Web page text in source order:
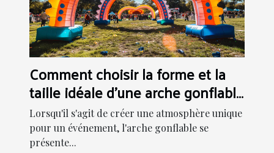
Comment choisir la forme et la
taille idéale d'une arche gonflable
pour votre événement
Lorsqu'il s'agit de créer une atmosphère unique
pour un événement, l'arche gonflable se
présente...